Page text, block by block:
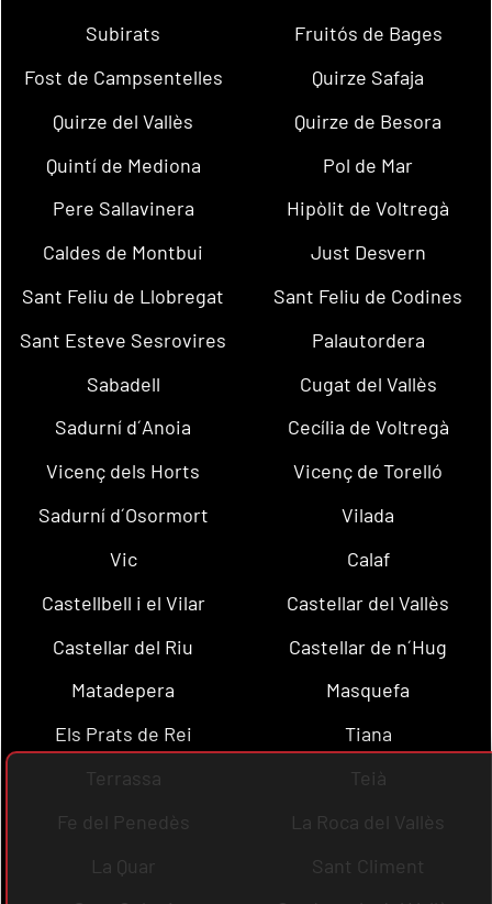
Subirats
Fruitós de Bages
Fost de Campsentelles
Quirze Safaja
Quirze del Vallès
Quirze de Besora
Quintí de Mediona
Pol de Mar
Pere Sallavinera
Hipòlit de Voltregà
Caldes de Montbui
Just Desvern
Sant Feliu de Llobregat
Sant Feliu de Codines
Sant Esteve Sesrovires
Palautordera
Sabadell
Cugat del Vallès
Sadurní d´Anoia
Cecília de Voltregà
Vicenç dels Horts
Vicenç de Torelló
Sadurní d´Osormort
Vilada
Vic
Calaf
Castellbell i el Vilar
Castellar del Vallès
Castellar del Riu
Castellar de n´Hug
Matadepera
Masquefa
Els Prats de Rei
Tiana
Terrassa
Teià
Fe del Penedès
La Roca del Vallès
La Quar
Sant Climent